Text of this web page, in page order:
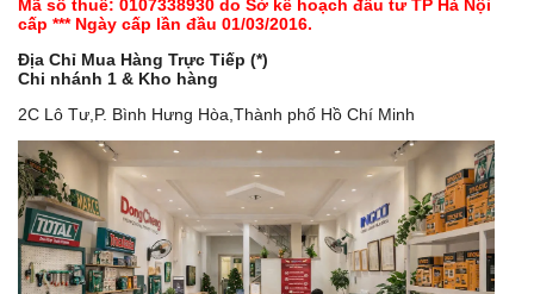
Mã số thuế: 0107338930 do Sở kế hoạch đầu tư TP Hà Nội
cấp *** Ngày cấp lần đầu 01/03/2016.
Địa Chỉ Mua Hàng Trực Tiếp (*)
Chi nhánh 1 & Kho hàng
2C Lô Tư,P. Bình Hưng Hòa,Thành phố Hồ Chí Minh